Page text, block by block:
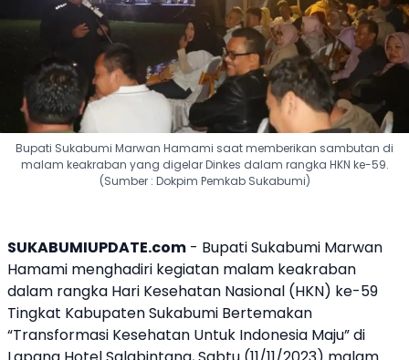
Bupati Sukabumi Marwan Hamami saat memberikan sambutan di
malam keakraban yang digelar Dinkes dalam rangka HKN ke-59.
(Sumber : Dokpim Pemkab Sukabumi)
SUKABUMIUPDATE.com - Bupati Sukabumi Marwan
Hamami menghadiri kegiatan malam keakraban
dalam rangka Hari Kesehatan Nasional (HKN) ke-59
Tingkat Kabupaten Sukabumi Bertemakan
“Transformasi Kesehatan Untuk Indonesia Maju” di